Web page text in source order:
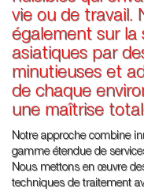
vie ou de travail.
également sur la
asiatiques par
minutieuses et
de chaque
une maîtrise
Notre approche combine
gamme étendue de
Nous mettons en œuvre
techniques de traitement